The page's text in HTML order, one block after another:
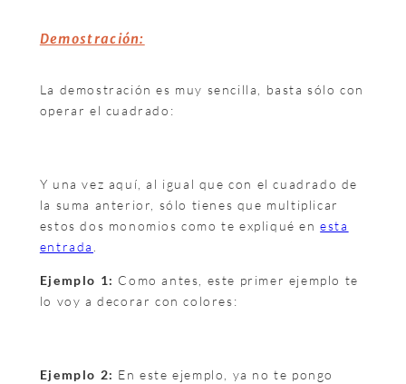
Demostración:
La demostración es muy sencilla, basta sólo con
operar el cuadrado:
Y una vez aquí, al igual que con el cuadrado de
la suma anterior, sólo tienes que multiplicar
estos dos monomios como te expliqué enesta
entrada
Ejemplo 1: Como antes, este primer ejemplo te
lo voy a decorar con colores:
Ejemplo 2: En este ejemplo, ya no te pongo